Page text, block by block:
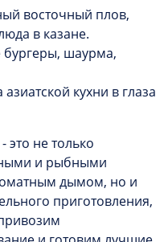
восточный плов,
в казане.
шаурма,
кухни в глаза
- это не только
и рыбными
дымом, но и
приготовления,